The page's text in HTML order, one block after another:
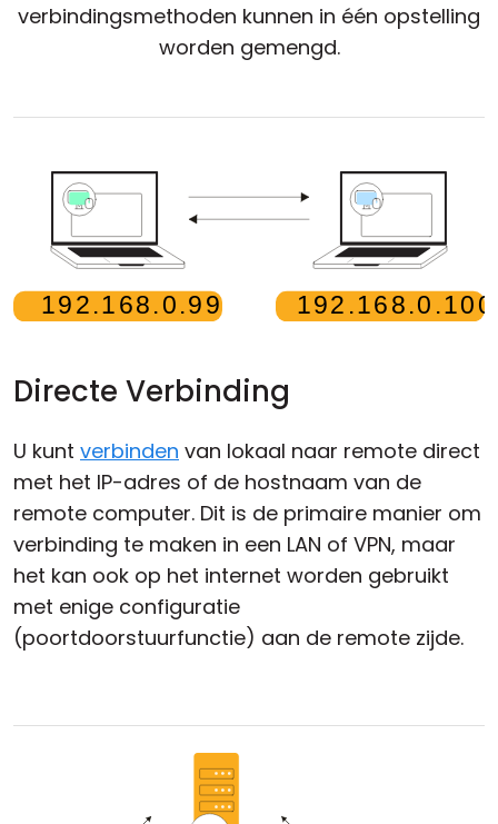
verbindingsmethoden kunnen in één opstelling
worden gemengd.
Directe Verbinding
U kunt verbinden van lokaal naar remote direct
met het IP-adres of de hostnaam van de
remote computer. Dit is de primaire manier om
verbinding te maken in een LAN of VPN, maar
het kan ook op het internet worden gebruikt
met enige configuratie
(poortdoorstuurfunctie) aan de remote zijde.
MSI-configuratie